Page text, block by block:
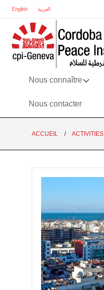
English العربية
Nous connaître
Nous contacter
ACCUEIL ACTIVITIES